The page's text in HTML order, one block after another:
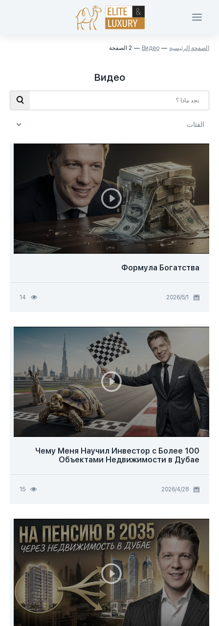
الصفحة الرئيسية Видео 2 الصفحة
Видео
الفئات
الفئات
Investments in Dubai (49)
Walkthrough (24)
Buying property (16)
Вопросы-ответы о недвижимости (13)
UAE Laws (3)
Блог (1)
Master classes (1)
Формула Богатства
1‏/5‏/2026
14
Чему Меня Научил Инвестор с Более 100
Объектами Недвижимости в Дубае
28‏/4‏/2026
15